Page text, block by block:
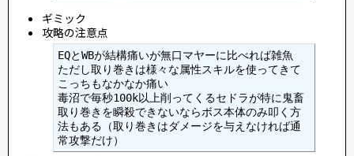
ギミック
攻略の注意点
EQとWBが結構痛いが無口マヤーに比べれば雑魚
ただし取り巻きは様々な属性スキルを使ってきて
こっちもなかなか痛い
毒沼で毎秒100k以上削ってくるセドラが特に鬼畜
取り巻きを瞬殺できないならボス本体のみ叩く方
法もある（取り巻きはダメージを与えなければ通
常攻撃だけ）